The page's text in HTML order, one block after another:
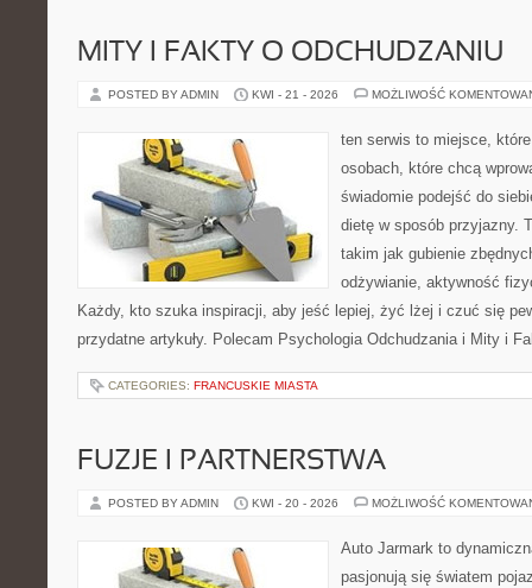
MITY I FAKTY O ODCHUDZANIU
POSTED BY ADMIN KWI - 21 - 2026 MOŻLIWOŚĆ
ten serwis to miejsce,
osobach, które chcą
świadomie podejść do
dietę w sposób przyjazny.
takim jak gubienie
odżywianie, aktywność
Każdy, kto szuka inspiracji, aby jeść lepiej, żyć lżej i czuć się
przydatne artykuły. Polecam Psychologia Odchudzania i Mity i
CATEGORIES: FRANCUSKIE MIASTA
FUZJE I PARTNERSTWA
POSTED BY ADMIN KWI - 20 - 2026 MOŻLIWOŚĆ
Auto Jarmark to
pasjonują się światem